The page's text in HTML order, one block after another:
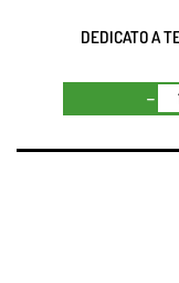
DEDICATO A